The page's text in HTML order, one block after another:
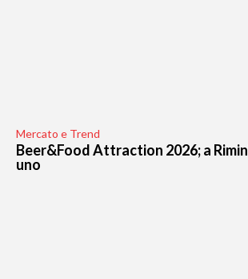
Mercato e Trend
Beer&Food Attraction 2026; a
uno